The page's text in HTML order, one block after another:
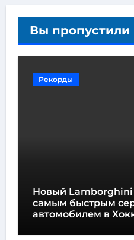
Вы пропустили
Рекорды
Новый Lamborghini
самым быстрым
автомобилем в